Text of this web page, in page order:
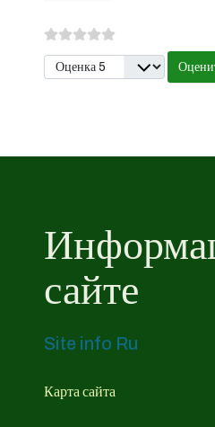
Пожалуйста, оцените
сайте
Site info Ru
Карта сайта